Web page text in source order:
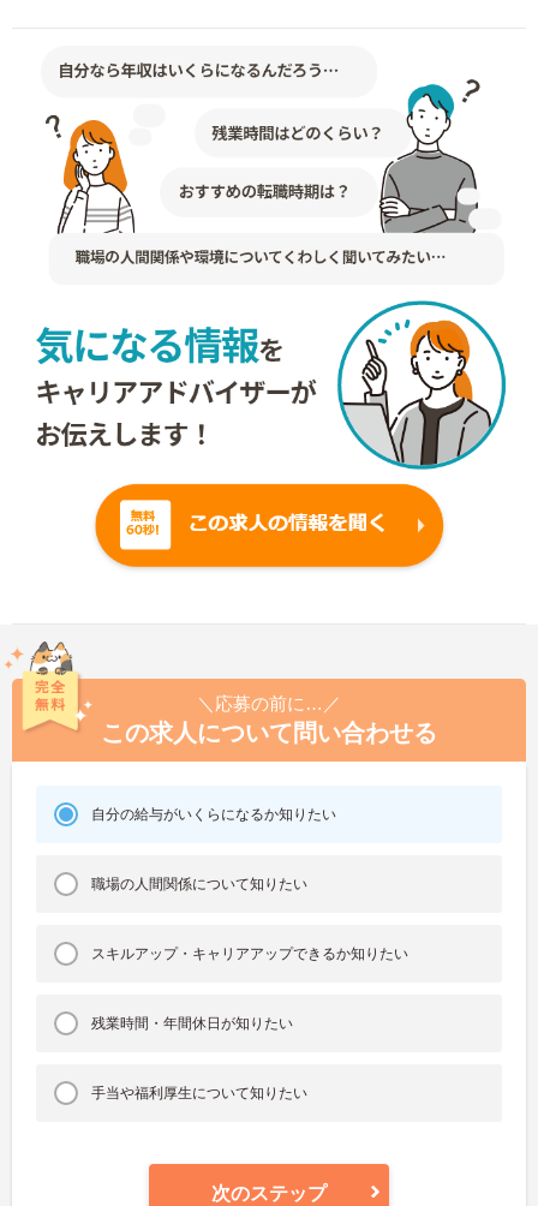
＼応募の前に…／
この求人について問い合わせる
自分の給与がいくらになるか知りたい
職場の人間関係について知りたい
スキルアップ・キャリアアップできるか知りたい
残業時間・年間休日が知りたい
手当や福利厚生について知りたい
次のステップ